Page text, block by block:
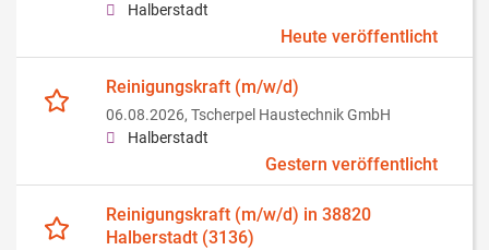
Halberstadt
Heute veröffentlicht
Reinigungskraft (m/w/d)
06.08.2026, Tscherpel Haustechnik GmbH
Halberstadt
Gestern veröffentlicht
Reinigungskraft (m/w/d) in 38820
Halberstadt (3136)